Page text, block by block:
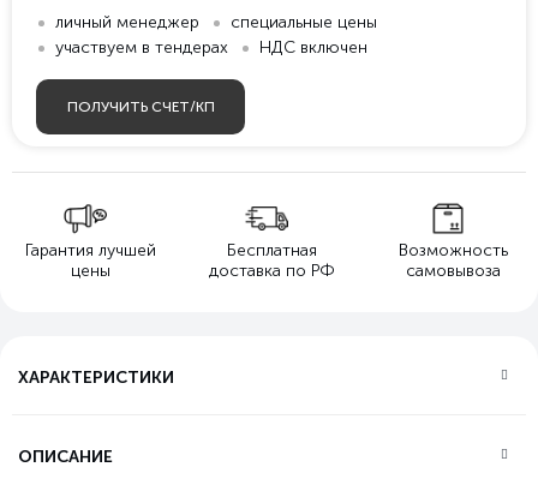
личный менеджер
специальные цены
участвуем в тендерах
НДС включен
ПОЛУЧИТЬ СЧЕТ/КП
Гарантия лучшей
цены
Бесплатная
доставка по РФ
Возможность
самовывоза
ХАРАКТЕРИСТИКИ
ОПИСАНИЕ